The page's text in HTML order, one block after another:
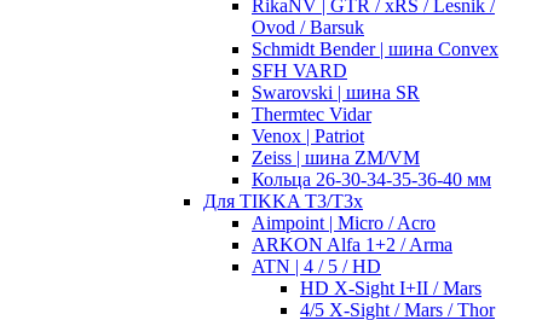
RikaNV | GTR / xRS / Lesnik /
Ovod / Barsuk
Schmidt Bender | шина Convex
SFH VARD
Swarovski | шина SR
Thermtec Vidar
Venox | Patriot
Zeiss | шина ZM/VM
Кольца 26-30-34-35-36-40 мм
Для TIKKA T3/T3x
Aimpoint | Micro / Acro
ARKON Alfa 1+2 / Arma
ATN | 4 / 5 / HD
HD X-Sight I+II / Mars
4/5 X-Sight / Mars / Thor